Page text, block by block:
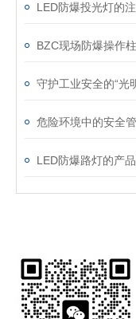
LED防爆投光灯的
LED防爆路灯的产